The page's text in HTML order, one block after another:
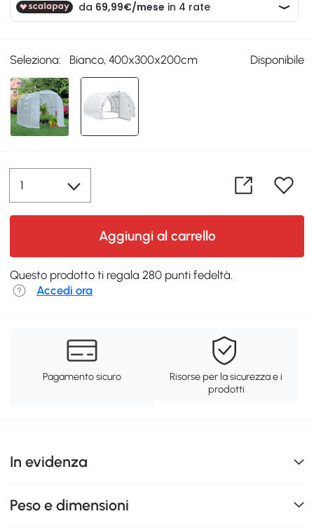
Seleziona: Bianco, 400x300x200cm Disponibile
Aggiungi al carrello
Questo prodotto ti regala 280 punti fedeltà.
Accedi ora
Pagamento sicuro
Risorse per la sicurezza e i
prodotti
In evidenza
Peso e dimensioni